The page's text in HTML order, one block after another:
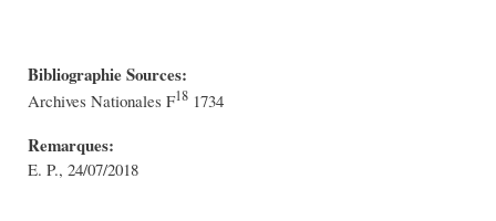
Bibliographie Sources:
Archives Nationales F18 1734
Remarques:
E. P., 24/07/2018